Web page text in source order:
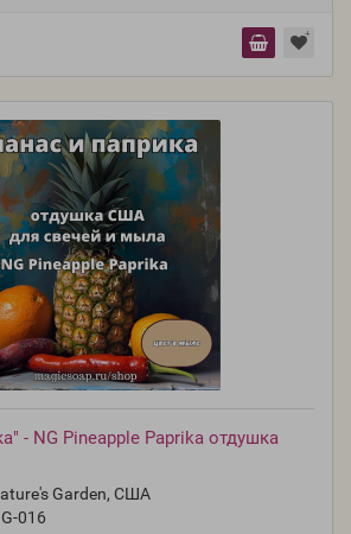
- NG Pineapple Paprika отдушка
Garden, США
016